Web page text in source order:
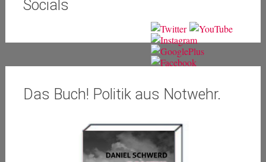
Socials
Das Buch! Politik aus Notwehr.